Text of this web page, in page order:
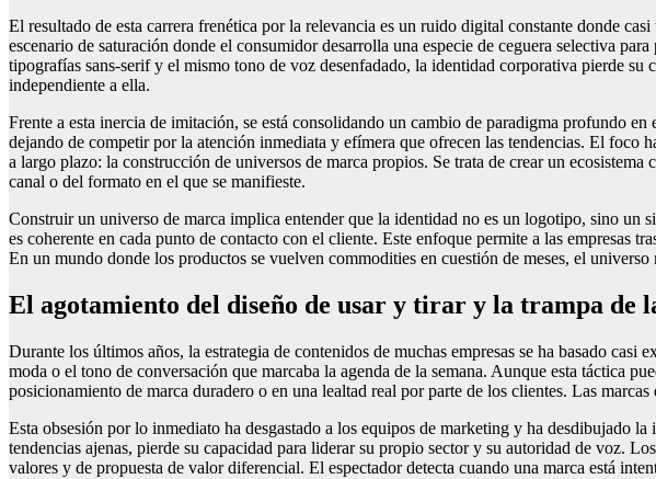
El resultado de esta carrera frenética por la relevancia es un ruido digital constante donde
escenario de saturación donde el consumidor desarrolla una especie de ceguera selectiva
tipografías sans-serif y el mismo tono de voz desenfadado, la identidad corporativa pierde
independiente a ella.
Frente a esta inercia de imitación, se está consolidando un cambio de paradigma profundo
dejando de competir por la atención inmediata y efímera que ofrecen las tendencias. El foco
a largo plazo: la construcción de universos de marca propios. Se trata de crear un
canal o del formato en el que se manifieste.
Construir un universo de marca implica entender que la identidad no es un logotipo, sino un
es coherente en cada punto de contacto con el cliente. Este enfoque permite a las empresas
En un mundo donde los productos se vuelven commodities en cuestión de meses, el
El agotamiento del diseño de usar y tirar y la trampa de
Durante los últimos años, la estrategia de contenidos de muchas empresas se ha basado
moda o el tono de conversación que marcaba la agenda de la semana. Aunque esta táctica
posicionamiento de marca duradero o en una lealtad real por parte de los clientes. Las
Esta obsesión por lo inmediato ha desgastado a los equipos de marketing y ha desdibujado
tendencias ajenas, pierde su capacidad para liderar su propio sector y su autoridad de voz.
valores y de propuesta de valor diferencial. El espectador detecta cuando una marca está